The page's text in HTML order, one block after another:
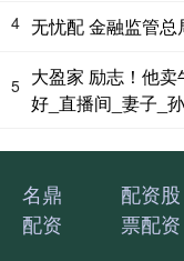
4 无忧配 金融监管
5 大盈家 励志！他
好_直播间_妻子_
名鼎
配资
配资股
票配资